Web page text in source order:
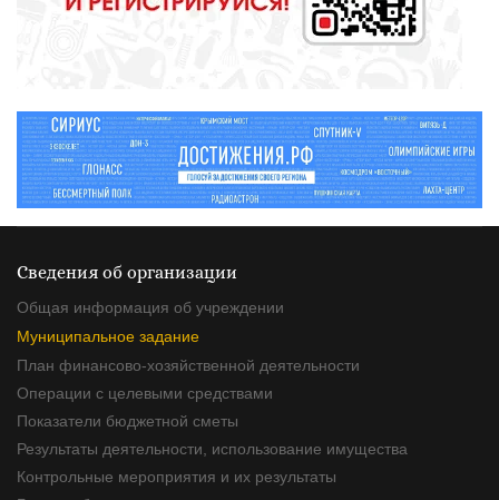
Сведения об организации
Общая информация об учреждении
Муниципальное задание
План финансово-хозяйственной деятельности
Операции с целевыми средствами
Показатели бюджетной сметы
Результаты деятельности, использование имущества
Контрольные мероприятия и их результаты